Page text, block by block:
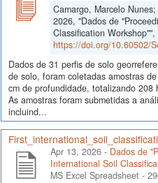
Camargo, Marcelo
2026, "Dados de
Classification Workshop"",
https://doi.org/10.60502/
Dados de 31 perfis de solo
de solo, foram coletadas amostras
cm de profundidade, totalizando 208
As amostras foram submetidas a
incluind...
Apr 13, 2026 - Dados de
International Soil
MS Excel Spreadsheet -